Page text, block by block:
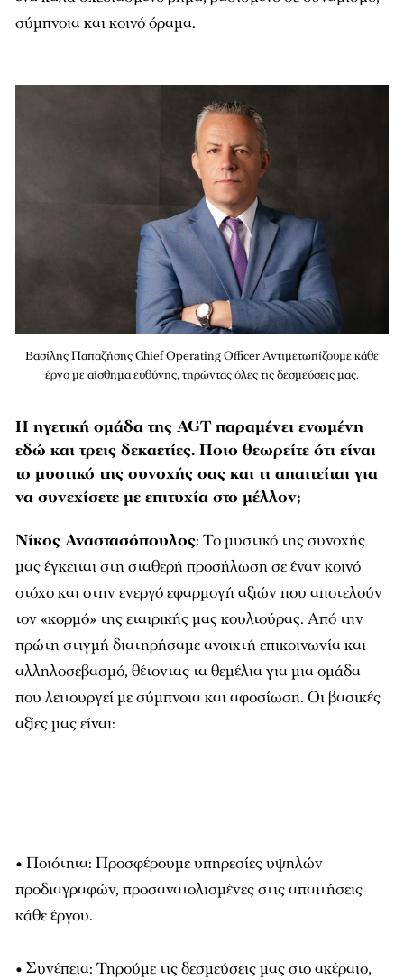
σύμπνοια και κοινό όραμα.
Βασίλης Παπαζήσης Chief Operating Officer Αντιμετωπίζουμε κάθε
έργο με αίσθημα ευθύνης, τηρώντας όλες τις δεσμεύσεις μας.
Η ηγετική ομάδα της AGT παραμένει ενωμένη
εδώ και τρεις δεκαετίες. Ποιο θεωρείτε ότι είναι
το μυστικό της συνοχής σας και τι απαιτείται για
να συνεχίσετε με επιτυχία στο μέλλον;
Νίκος Αναστασόπουλος: Το μυστικό της συνοχής
μας έγκειται στη σταθερή προσήλωση σε έναν κοινό
στόχο και στην ενεργό εφαρμογή αξιών που αποτελούν
τον «κορμό» της εταιρικής μας κουλτούρας. Από την
πρώτη στιγμή διατηρήσαμε ανοιχτή επικοινωνία και
αλληλοσεβασμό, θέτοντας τα θεμέλια για μια ομάδα
που λειτουργεί με σύμπνοια και αφοσίωση. Οι βασικές
αξίες μας είναι:
• Ποιότητα: Προσφέρουμε υπηρεσίες υψηλών
προδιαγραφών, προσανατολισμένες στις απαιτήσεις
κάθε έργου.
• Συνέπεια: Τηρούμε τις δεσμεύσεις μας στο ακέραιο,